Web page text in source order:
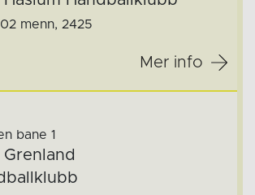
menn, 2425
Mer info
bane 1